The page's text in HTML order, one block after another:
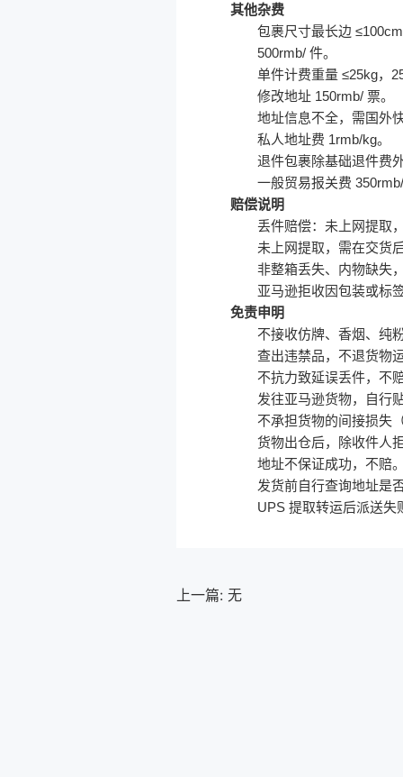
其他杂费
包裹尺寸最长边
500rmb/ 件。
单件计费重量 ≤25kg，
修改地址 150rmb/ 票。
地址信息不全，需国外
私人地址费 1rmb/kg。
退件包裹除基础退件费
一般贸易报关费
赔偿说明
丢件赔偿：未上网提取
未上网提取，需在交货
非整箱丢失、内物缺失
亚马逊拒收因包装或标
免责申明
不接收仿牌、香烟、纯
查出违禁品，不退货物
不抗力致延误丢件，不
发往亚马逊货物，自行
不承担货物的间接损失
货物出仓后，除收件人
地址不保证成功，不赔
发货前自行查询地址是
UPS 提取转运后派送
上一篇: 无